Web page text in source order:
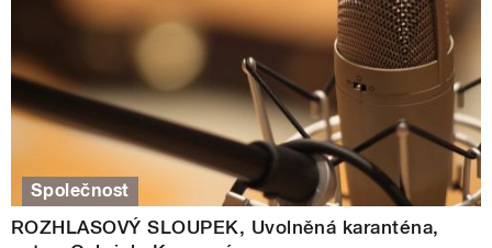
Společnost
ROZHLASOVÝ SLOUPEK, Uvolněná karanténa,